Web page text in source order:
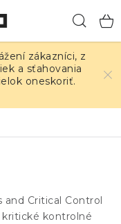
zákazníci, z
a sťahovania
oneskoriť.
and Critical Control
kontrolné